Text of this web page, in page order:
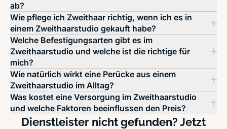
ab?
Wie pflege ich Zweithaar richtig, wenn ich es in
einem Zweithaarstudio gekauft habe?
Welche Befestigungsarten gibt es im
Zweithaarstudio und welche ist die richtige für
mich?
Wie natürlich wirkt eine Perücke aus einem
Zweithaarstudio im Alltag?
Was kostet eine Versorgung im Zweithaarstudio
und welche Faktoren beeinflussen den Preis?
Dienstleister nicht gefunden? Jetzt